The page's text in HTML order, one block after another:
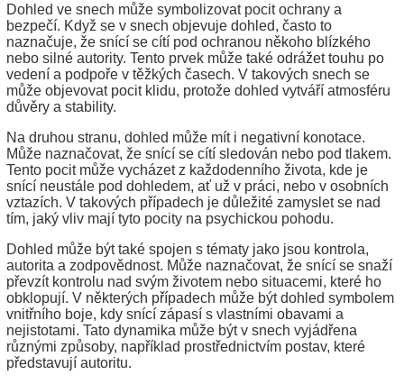
Dohled ve snech může symbolizovat pocit ochrany a
bezpečí. Když se v snech objevuje dohled, často to
naznačuje, že snící se cítí pod ochranou někoho blízkého
nebo silné autority. Tento prvek může také odrážet touhu po
vedení a podpoře v těžkých časech. V takových snech se
může objevovat pocit klidu, protože dohled vytváří atmosféru
důvěry a stability.
Na druhou stranu, dohled může mít i negativní konotace.
Může naznačovat, že snící se cítí sledován nebo pod tlakem.
Tento pocit může vycházet z každodenního života, kde je
snící neustále pod dohledem, ať už v práci, nebo v osobních
vztazích. V takových případech je důležité zamyslet se nad
tím, jaký vliv mají tyto pocity na psychickou pohodu.
Dohled může být také spojen s tématy jako jsou kontrola,
autorita a zodpovědnost. Může naznačovat, že snící se snaží
převzít kontrolu nad svým životem nebo situacemi, které ho
obklopují. V některých případech může být dohled symbolem
vnitřního boje, kdy snící zápasí s vlastními obavami a
nejistotami. Tato dynamika může být v snech vyjádřena
různými způsoby, například prostřednictvím postav, které
představují autoritu.